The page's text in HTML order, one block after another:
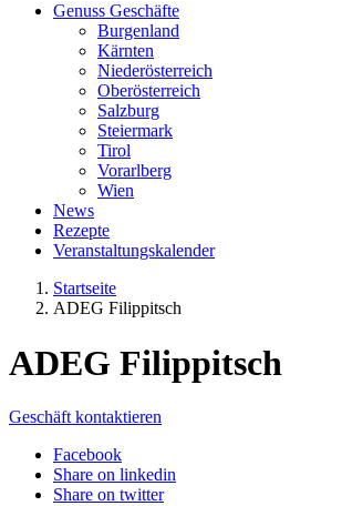
Genuss Geschäfte
Burgenland
Kärnten
Niederösterreich
Oberösterreich
Salzburg
Steiermark
Tirol
Vorarlberg
Wien
News
Rezepte
Veranstaltungskalender
Startseite
ADEG Filippitsch
ADEG Filippitsch
Geschäft kontaktieren
Facebook
Share on linkedin
Share on twitter